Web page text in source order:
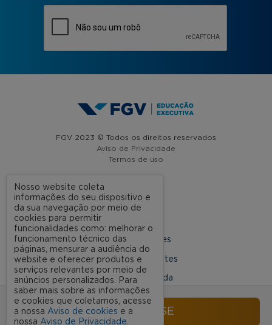
INSCREVA-SE
FGV 2023 © Todos os direitos reservados
Aviso de Privacidade
Termos de uso
A FGV
Nossas Unidades
Dúvidas Frequentes
Rede Conveniada
Ouvidoria Acadêmica
Nosso website coleta
informações do seu dispositivo e
da sua navegação por meio de
cookies para permitir
funcionalidades como: melhorar o
funcionamento técnico das
páginas, mensurar a audiência do
website e oferecer produtos e
serviços relevantes por meio de
anúncios personalizados. Para
saber mais sobre as informações
e cookies que coletamos, acesse
a nossa Aviso de cookies e a
nossa Aviso de Privacidade.